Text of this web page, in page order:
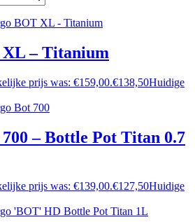
– Titanium
prijs was: €159,00.€138,50Huidige
– Bottle Pot Titan 0.7
prijs was: €139,00.€127,50Huidige